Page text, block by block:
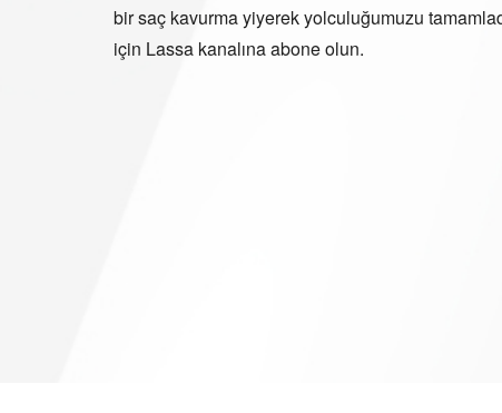
bir saç kavurma yiyerek yolculuğumuzu
için Lassa kanalına abone olun.